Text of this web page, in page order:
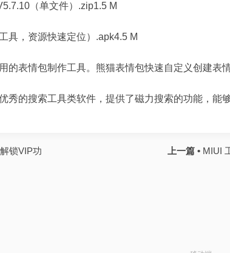
（单文件）.zip1.5 M
具，资源快速定位）.apk4.5 M
的表情包制作工具。熊猫表情包快速自定义创建表
秀的搜索工具类软件，提供了磁力搜索的功能，能
锁VIP功
上一篇 • MIUI